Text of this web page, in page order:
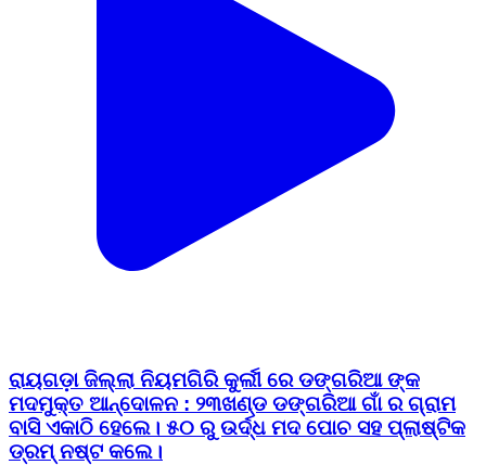
ରାୟଗଡ଼ା ଜିଲ୍ଲା ନିୟମଗିରି କୁର୍ଲୀ ରେ ଡଙ୍ଗରିଆ ଙ୍କ
ମଦମୁକ୍ତ ଆନ୍ଦୋଳନ : ୨୩ଖଣ୍ଡ ଡଙ୍ଗରିଆ ଗାଁ ର ଗ୍ରାମ
ବାସି ଏକାଠି ହେଲେ। ୫୦ ରୁ ଉର୍ଦ୍ଧ ମଦ ପୋଚ ସହ ପ୍ଲାଷ୍ଟିକ
ଡ୍ରମ୍ ନଷ୍ଟ କଲେ।